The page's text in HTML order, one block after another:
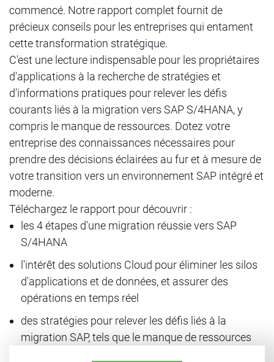
commencé. Notre rapport complet fournit de
précieux conseils pour les entreprises qui entament
cette transformation stratégique.
C'est une lecture indispensable pour les propriétaires
d'applications à la recherche de stratégies et
d'informations pratiques pour relever les défis
courants liés à la migration vers SAP S/4HANA, y
compris le manque de ressources. Dotez votre
entreprise des connaissances nécessaires pour
prendre des décisions éclairées au fur et à mesure de
votre transition vers un environnement SAP intégré et
moderne.
Téléchargez le rapport pour découvrir :
les 4 étapes d'une migration réussie vers SAP
S/4HANA
l'intérêt des solutions Cloud pour éliminer les silos
d'applications et de données, et assurer des
opérations en temps réel
des stratégies pour relever les défis liés à la
migration SAP, tels que le manque de ressources